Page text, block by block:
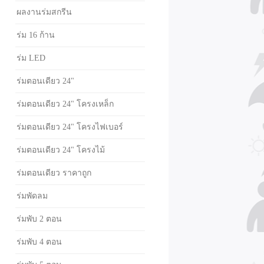
ผลงานร่มสกรีน
ร่ม 16 ก้าน
ร่ม LED
ร่มตอนเดียว 24"
ร่มตอนเดียว 24" โครงเหล็ก
ร่มตอนเดียว 24" โครงไฟเบอร์
ร่มตอนเดียว 24" โครงไม้
ร่มตอนเดียว ราคาถูก
ร่มพัดลม
ร่มพับ 2 ตอน
ร่มพับ 4 ตอน